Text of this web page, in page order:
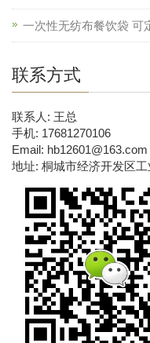
一次性无纺布餐饮袋 可
联系方式
联系人: 王总
手机: 17681270106
Email: hb12601@163.com
地址: 桐城市经济开发区工